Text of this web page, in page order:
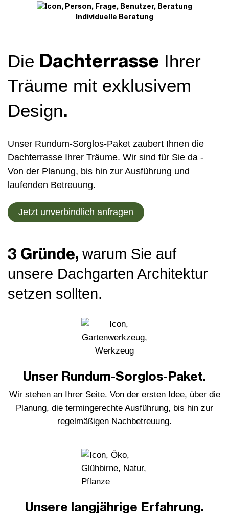
Individuelle Beratung
Die Dachterrasse Ihrer
Träume mit exklusivem
Design.
Unser Rundum-Sorglos-Paket zaubert Ihnen die
Dachterrasse Ihrer Träume. Wir sind für Sie da -
Von der Planung, bis hin zur Ausführung und
laufenden Betreuung.
Jetzt unverbindlich anfragen
3 Gründe, warum Sie auf
unsere Dachgarten Architektur
setzen sollten.
Unser Rundum-Sorglos-Paket.
Wir stehen an Ihrer Seite. Von der ersten Idee, über die
Planung, die termingerechte Ausführung, bis hin zur
regelmäßigen Nachbetreuung.
Unsere langjährige Erfahrung.